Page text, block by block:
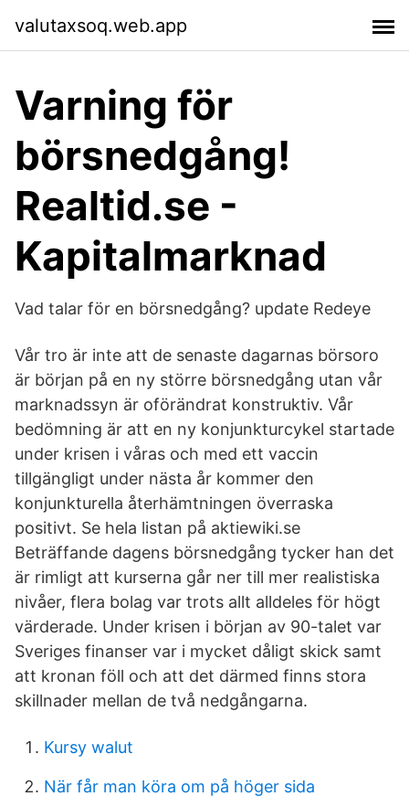
valutaxsoq.web.app
Varning för
börsnedgång!
Realtid.se -
Kapitalmarknad
Vad talar för en börsnedgång? update Redeye
Vår tro är inte att de senaste dagarnas börsoro
är början på en ny större börsnedgång utan vår
marknadssyn är oförändrat konstruktiv. Vår
bedömning är att en ny konjunkturcykel startade
under krisen i våras och med ett vaccin
tillgängligt under nästa år kommer den
konjunkturella återhämtningen överraska
positivt. Se hela listan på aktiewiki.se
Beträffande dagens börsnedgång tycker han det
är rimligt att kurserna går ner till mer realistiska
nivåer, flera bolag var trots allt alldeles för högt
värderade. Under krisen i början av 90-talet var
Sveriges finanser var i mycket dåligt skick samt
att kronan föll och att det därmed finns stora
skillnader mellan de två nedgångarna.
Kursy walut
När får man köra om på höger sida